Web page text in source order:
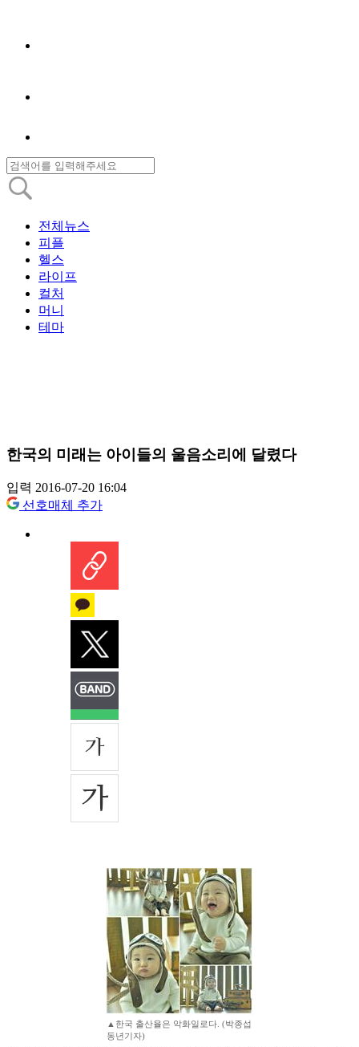
전체뉴스
피플
헬스
라이프
컬처
머니
테마
한국의 미래는 아이들의 울음소리에 달렸다
입력 2016-07-20 16:04
선호매체 추가
▲한국 출산율은 악화일로다. (박종섭
동년기자)